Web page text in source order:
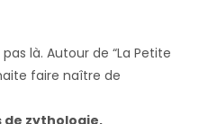
là. Autour de “La Petite
faire naître de
de zythologie,